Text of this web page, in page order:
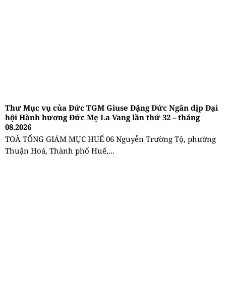
Thư Mục vụ của Đức TGM Giuse Đặng Đức Ngân dịp Đại
hội Hành hương Đức Mẹ La Vang lần thứ 32 – tháng
08.2026
TOÀ TỔNG GIÁM MỤC HUẾ 06 Nguyễn Trường Tộ, phường
Thuận Hoá, Thành phố Huế,...